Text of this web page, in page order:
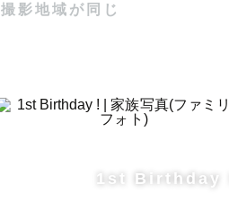
撮影地域が同じ
1st Birthday !